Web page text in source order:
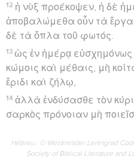
12 ἡ νὺξ προέκοψεν, ἡ δὲ
ἀποβαλώμεθα οὖν τὰ ἔργα
δὲ τὰ ὅπλα τοῦ φωτός.
13 ὡς ἐν ἡμέρᾳ
κώμοις καὶ μέθαις, μὴ
ἔριδι καὶ ζήλῳ,
14 ἀλλὰ ἐνδύσασθε τὸν
σαρκὸς πρόνοιαν μὴ
Hébreu : © Westminster Leningrad
Society of Biblical Literature and